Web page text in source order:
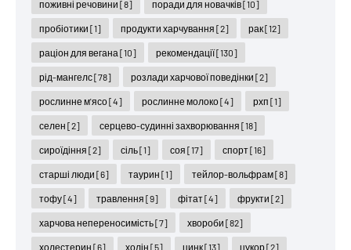
поживні речовини [8] поради для новачків[10]
пробіотики [1] продукти харчування [2] рак[12]
раціон для вегана [10] рекомендації[130]
рід-мангелс[78] розлади харчової поведінки [2]
рослинне м'ясо[4] рослинне молоко[4] рхп [1]
селен [2] серцево-судинні захворювання [18]
сироїдіння [2] сіль[1] соя [17] спорт[16]
старші люди [6] таурин [1] тейлор-вольфрам[8]
тофу[4] травлення [9] фітат[4] фрукти [2]
харчова непереносимість[7] хвороби [82]
холестерин [6] холін [5] цинк[13] цукор[2]